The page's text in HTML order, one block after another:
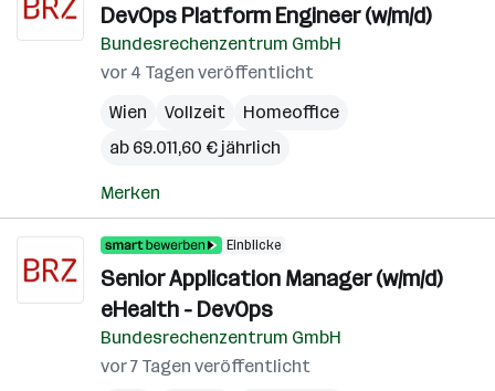
DevOps Platform Engineer (w/m/d)
Bundesrechenzentrum GmbH
vor 4 Tagen veröffentlicht
Wien
Vollzeit
Homeoffice
ab 69.011,60 € jährlich
Merken
Einblicke
Senior Application Manager (w/m/d)
eHealth - DevOps
Bundesrechenzentrum GmbH
vor 7 Tagen veröffentlicht